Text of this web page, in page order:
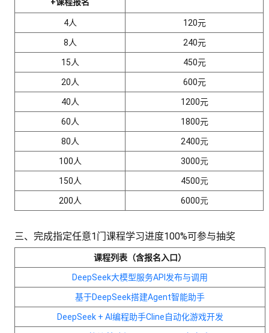
藏
4人 120元
8人 240元
15人 450元
20人 600元
40人 1200元
60人 1800元
80人 2400元
100人 3000元
150人 4500元
200人 6000元
三、完成指定任意1门课程学习进度100%可参与抽奖
课程列表（含报名入口）
DeepSeek大模型服务API发布与调用
基于DeepSeek搭建Agent智能助手
DeepSeek + AI编程助手Cline自动化游戏开发